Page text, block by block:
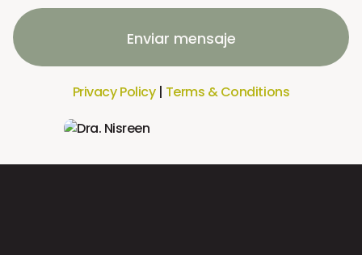
Enviar mensaje
Privacy Policy| Terms & Conditions